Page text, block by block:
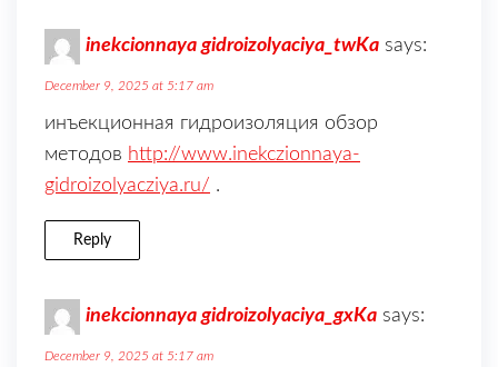
inekcionnaya gidroizolyaciya_twKa says:
December 9, 2025 at 5:17 am
инъекционная гидроизоляция обзор
методов http://www.inekczionnaya-
gidroizolyacziya.ru/ .
Reply
inekcionnaya gidroizolyaciya_gxKa says:
December 9, 2025 at 5:17 am